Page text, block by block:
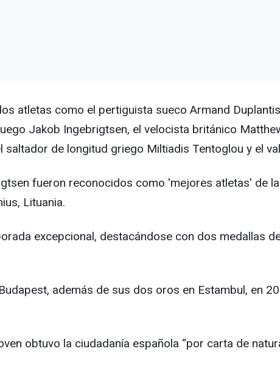
atletas como el pertiguista sueco Armand
Jakob Ingebrigtsen, el velocista británico
de longitud griego Miltiadis Tentoglou y el
fueron reconocidos como 'mejores atletas' de
Lituania.
excepcional, destacándose con dos medallas
además de sus dos oros en Estambul, en
obtuvo la ciudadanía española “por carta de